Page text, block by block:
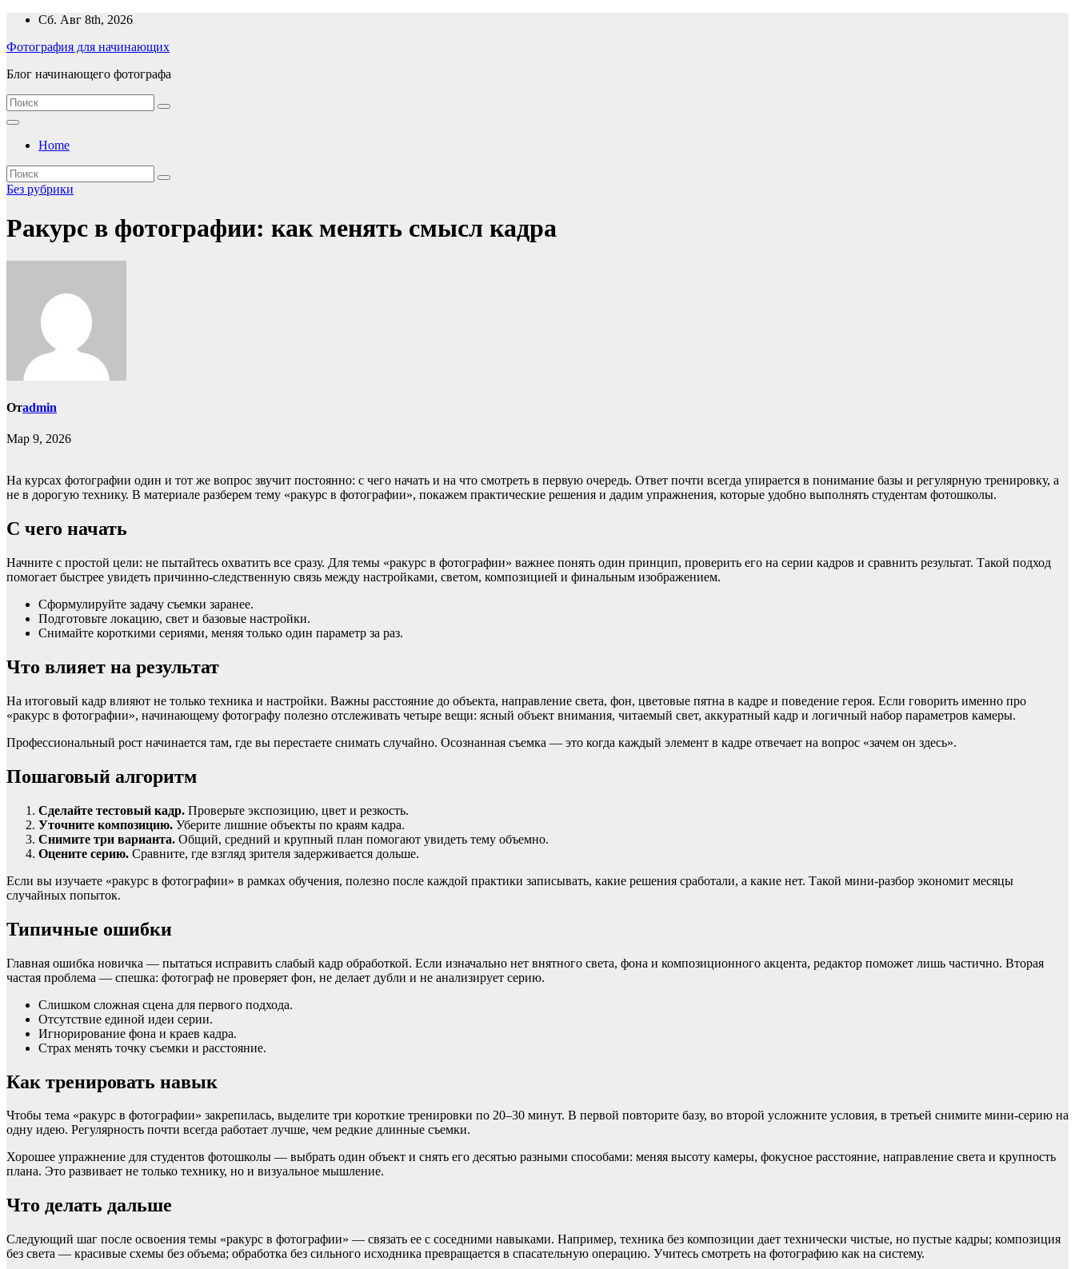
Перейти
содержимому
Сб. Авг 8th, 2026
Фотография для начинающих
Блог начинающего фотографа
Home
Без рубрики
Ракурс в фотографии: как менять смысл кадра
Отadmin
Мар 9, 2026
На курсах фотографии один и тот же вопрос звучит постоянно: с чего начать и на что смотреть в первую очередь. Ответ почти всегда упирается в понимание базы и регулярную тренировку, а
не в дорогую технику. В материале разберем тему «ракурс в фотографии», покажем практические решения и дадим упражнения, которые удобно выполнять студентам фотошколы.
С чего начать
Начните с простой цели: не пытайтесь охватить все сразу. Для темы «ракурс в фотографии» важнее понять один принцип, проверить его на серии кадров и сравнить результат. Такой подход
помогает быстрее увидеть причинно-следственную связь между настройками, светом, композицией и финальным изображением.
Сформулируйте задачу съемки заранее.
Подготовьте локацию, свет и базовые настройки.
Снимайте короткими сериями, меняя только один параметр за раз.
Что влияет на результат
На итоговый кадр влияют не только техника и настройки. Важны расстояние до объекта, направление света, фон, цветовые пятна в кадре и поведение героя. Если говорить именно про
«ракурс в фотографии», начинающему фотографу полезно отслеживать четыре вещи: ясный объект внимания, читаемый свет, аккуратный кадр и логичный набор параметров камеры.
Профессиональный рост начинается там, где вы перестаете снимать случайно. Осознанная съемка — это когда каждый элемент в кадре отвечает на вопрос «зачем он здесь».
Пошаговый алгоритм
Сделайте тестовый кадр. Проверьте экспозицию, цвет и резкость.
Уточните композицию. Уберите лишние объекты по краям кадра.
Снимите три варианта. Общий, средний и крупный план помогают увидеть тему объемно.
Оцените серию. Сравните, где взгляд зрителя задерживается дольше.
Если вы изучаете «ракурс в фотографии» в рамках обучения, полезно после каждой практики записывать, какие решения сработали, а какие нет. Такой мини-разбор экономит месяцы
случайных попыток.
Типичные ошибки
Главная ошибка новичка — пытаться исправить слабый кадр обработкой. Если изначально нет внятного света, фона и композиционного акцента, редактор поможет лишь частично. Вторая
частая проблема — спешка: фотограф не проверяет фон, не делает дубли и не анализирует серию.
Слишком сложная сцена для первого подхода.
Отсутствие единой идеи серии.
Игнорирование фона и краев кадра.
Страх менять точку съемки и расстояние.
Как тренировать навык
Чтобы тема «ракурс в фотографии» закрепилась, выделите три короткие тренировки по 20–30 минут. В первой повторите базу, во второй усложните условия, в третьей снимите мини-серию на
одну идею. Регулярность почти всегда работает лучше, чем редкие длинные съемки.
Хорошее упражнение для студентов фотошколы — выбрать один объект и снять его десятью разными способами: меняя высоту камеры, фокусное расстояние, направление света и крупность
плана. Это развивает не только технику, но и визуальное мышление.
Что делать дальше
Следующий шаг после освоения темы «ракурс в фотографии» — связать ее с соседними навыками. Например, техника без композиции дает технически чистые, но пустые кадры; композиция
без света — красивые схемы без объема; обработка без сильного исходника превращается в спасательную операцию. Учитесь смотреть на фотографию как на систему.